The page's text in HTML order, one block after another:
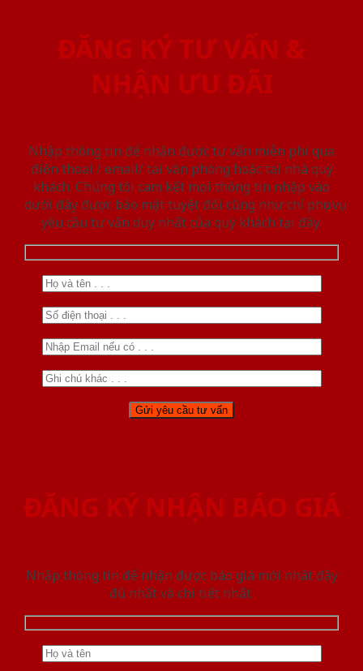
ĐĂNG KÝ TƯ VẤN &
NHẬN ƯU ĐÃI
Nhập thông tin để nhận được tư vấn miễn phí qua
điện thoại / email/ tại văn phòng hoặc tại nhà quý
khách. Chúng tôi cam kết mọi thông tin nhập vào
dưới đây được bảo mật tuyệt đối cũng như chỉ phục vụ
yêu cầu tư vấn duy nhất của quý khách tại đây.
ĐĂNG KÝ NHẬN BÁO GIÁ
Nhập thông tin để nhận được báo giá mới nhât đầy
đủ nhất và chi tiết nhất.